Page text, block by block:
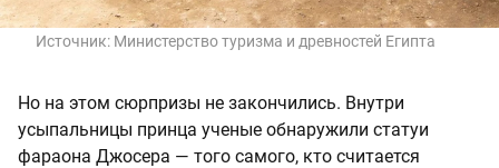
Источник: Министерство туризма и древностей Египта
Но на этом сюрпризы не закончились. Внутри
усыпальницы принца ученые обнаружили статуи
фараона Джосера — того самого, кто считается